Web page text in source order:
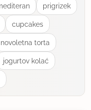
prigrizek
cupcakes
novoletna torta
jogurtov kolać